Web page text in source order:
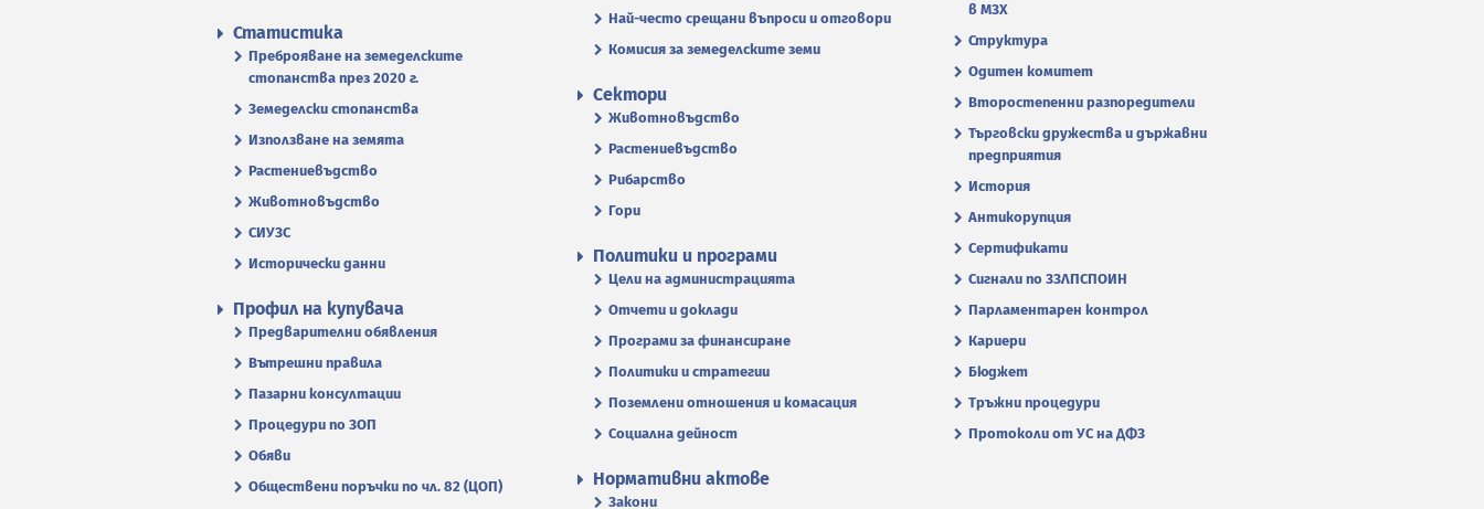
Най-често срещани въпроси и отговори
Комисия за земеделските земи
в МЗХ
Структура
Одитен комитет
Второстепенни разпоредители
Търговски дружества и държавни
предприятия
История
Антикорупция
Сертификати
Сигнали по ЗЗЛПСПОИН
Парламентарен контрол
Кариери
Бюджет
Тръжни процедури
Протоколи от УС на ДФЗ
Статистика
Преброяване на земеделските
стопанства през 2020 г.
Земеделски стопанства
Използване на земята
Растениевъдство
Животновъдство
СИУЗС
Исторически данни
Сектори
Животновъдство
Растениевъдство
Рибарство
Гори
Политики и програми
Цели на администрацията
Отчети и доклади
Програми за финансиране
Политики и стратегии
Поземлени отношения и комасация
Социална дейност
Профил на купувача
Предварителни обявления
Вътрешни правила
Пазарни консултации
Процедури по ЗОП
Обяви
Обществени поръчки по чл. 82 (ЦОП)
Нормативни актове
Закони